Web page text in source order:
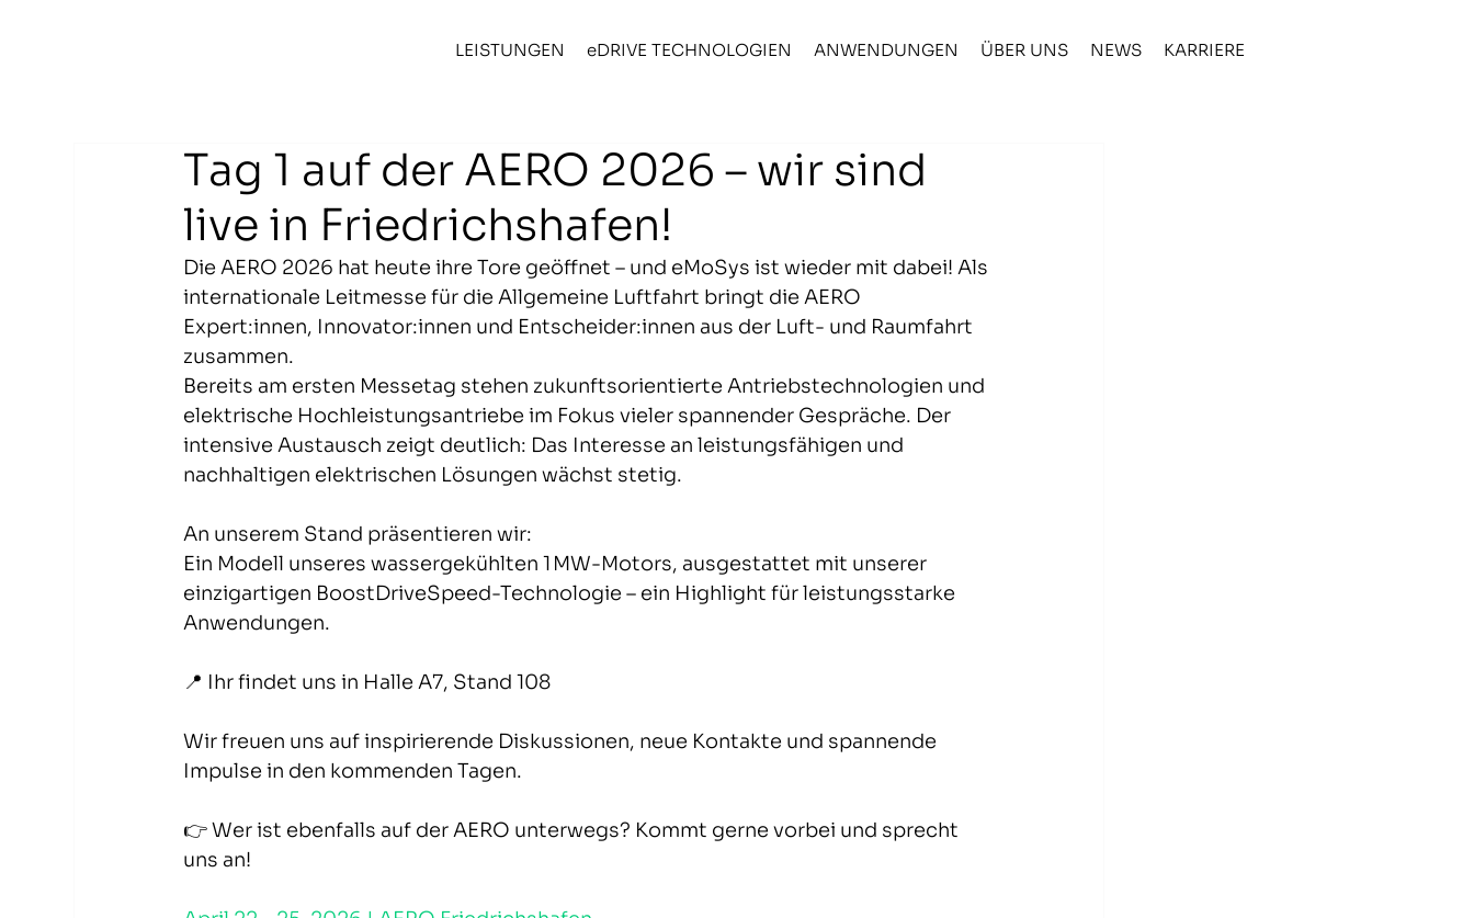
LEISTUNGEN eDRIVE TECHNOLOGIEN ANWENDUNGEN ÜBER UNS NEWS KARRIERE
Tag 1 auf der AERO 2026 – wir sind
live in Friedrichshafen!
Die AERO 2026 hat heute ihre Tore geöffnet – und eMoSys ist wieder mit dabei! Als
internationale Leitmesse für die Allgemeine Luftfahrt bringt die AERO
Expert:innen, Innovator:innen und Entscheider:innen aus der Luft- und Raumfahrt
zusammen.
Bereits am ersten Messetag stehen zukunftsorientierte Antriebstechnologien und
elektrische Hochleistungsantriebe im Fokus vieler spannender Gespräche. Der
intensive Austausch zeigt deutlich: Das Interesse an leistungsfähigen und
nachhaltigen elektrischen Lösungen wächst stetig.
An unserem Stand präsentieren wir:
Ein Modell unseres wassergekühlten 1 MW-Motors, ausgestattet mit unserer
einzigartigen BoostDriveSpeed-Technologie – ein Highlight für leistungsstarke
Anwendungen.
📍 Ihr findet uns in Halle A7, Stand 108
Wir freuen uns auf inspirierende Diskussionen, neue Kontakte und spannende
Impulse in den kommenden Tagen.
👉 Wer ist ebenfalls auf der AERO unterwegs? Kommt gerne vorbei und sprecht
uns an!